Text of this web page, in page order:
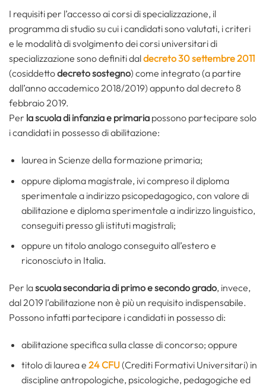
I requisiti per l’accesso ai corsi di specializzazione, il
programma di studio su cui i candidati sono valutati, i criteri
e le modalità di svolgimento dei corsi universitari di
specializzazione sono definiti daldecreto 30 settembre 2011
(cosiddettodecreto sostegno) come integrato (a partire
dall’anno accademico 2018/2019) appunto dal decreto 8
febbraio 2019.
Per la scuola di infanzia e primaria possono partecipare solo
i candidati in possesso di abilitazione:
laurea in Scienze della formazione primaria;
oppure diploma magistrale, ivi compreso il diploma
sperimentale a indirizzo psicopedagogico, con valore di
abilitazione e diploma sperimentale a indirizzo linguistico,
conseguiti presso gli istituti magistrali;
oppure un titolo analogo conseguito all’estero e
riconosciuto in Italia.
Per lascuola secondaria di primo e secondo grado, invece,
dal 2019 l’abilitazione non è più un requisito indispensabile.
Possono infatti partecipare i candidati in possesso di:
abilitazione specifica sulla classe di concorso; oppure
titolo di laurea e 24 CFU(Crediti Formativi Universitari) in
discipline antropologiche, psicologiche, pedagogiche ed